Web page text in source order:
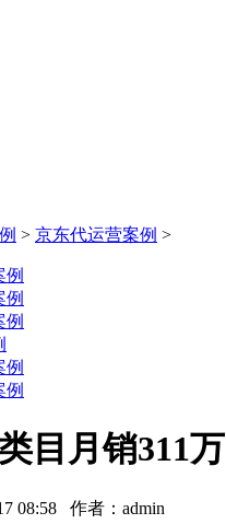
> 京东代运营案例 >
例
例
例
例
例
目月销311万
08:58 作者：admin